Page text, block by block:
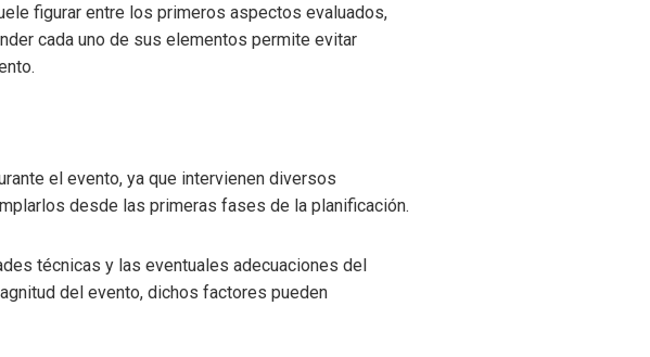
figurar entre los primeros aspectos evaluados,
cada uno de sus elementos permite evitar
el evento, ya que intervienen diversos
desde las primeras fases de la planificación.
técnicas y las eventuales adecuaciones del
del evento, dichos factores pueden